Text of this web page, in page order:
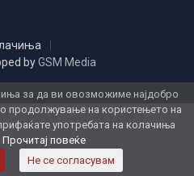
byGSM Media
за да ви овозможиме најдобро
продолжување на користењето на
употребата на колачиња
Прочитај повеќе
Не се согласувам